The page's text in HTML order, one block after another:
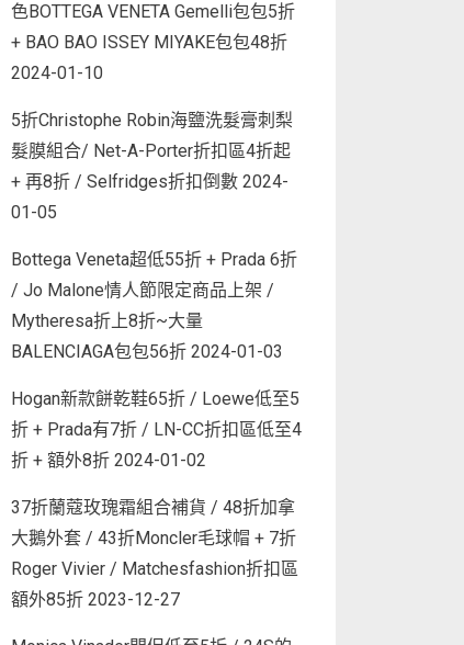
色BOTTEGA VENETA Gemelli包包5折
+ BAO BAO ISSEY MIYAKE包包48折
2024-01-10
5折Christophe Robin海鹽洗髮膏刺梨
髮膜組合/ Net-A-Porter折扣區4折起
+ 再8折 / Selfridges折扣倒數 2024-
01-05
Bottega Veneta超低55折 + Prada 6折
/ Jo Malone情人節限定商品上架 /
Mytheresa折上8折~大量
BALENCIAGA包包56折 2024-01-03
Hogan新款餅乾鞋65折 / Loewe低至5
折 + Prada有7折 / LN-CC折扣區低至4
折 + 額外8折 2024-01-02
37折蘭蔻玫瑰霜組合補貨 / 48折加拿
大鵝外套 / 43折Moncler毛球帽 + 7折
Roger Vivier / Matchesfashion折扣區
額外85折 2023-12-27